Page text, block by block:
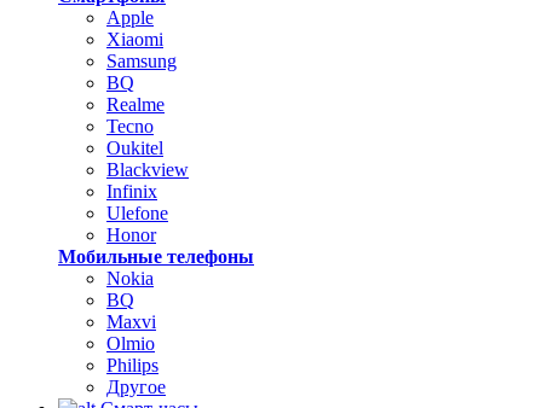
Apple
Xiaomi
Samsung
BQ
Realme
Tecno
Oukitel
Blackview
Infinix
Ulefone
Honor
Мобильные телефоны
Nokia
BQ
Maxvi
Olmio
Philips
Другое